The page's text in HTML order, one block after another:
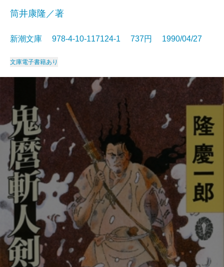
筒井康隆／著
新潮文庫 978-4-10-117124-1 737円 1990/04/27
文庫電子書籍あり